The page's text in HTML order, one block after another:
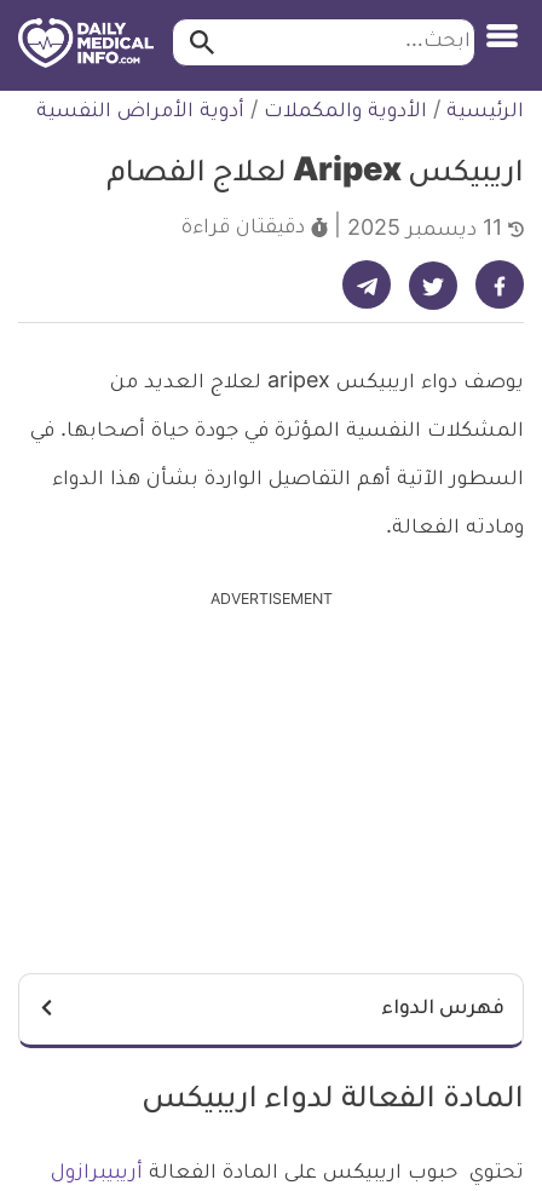
التخطي
للمحتوى
طبية
ابحث ابحث…
الرئيسية / الأدوية والمكملات / أدوية الأمراض النفسية
اريبيكس Aripex لعلاج الفصام
دقيقتان قراءة
شارك على فيسبوك - ديلي ميديكال انفو شارك على تويتر - ديلي ميديكال انفو شارك على تيليجرام - ديلي ميديكال انفو
يوصف دواء اريبيكس aripex لعلاج العديد من
المشكلات النفسية المؤثرة في جودة حياة أصحابها. في
السطور الآتية أهم التفاصيل الواردة بشأن هذا الدواء
ومادته الفعالة.
ADVERTISEMENT
فهرس الدواء
المادة الفعالة لدواء اريبيكس
تحتوي حبوب اريبيكس على المادة الفعالة أريبيبرازول